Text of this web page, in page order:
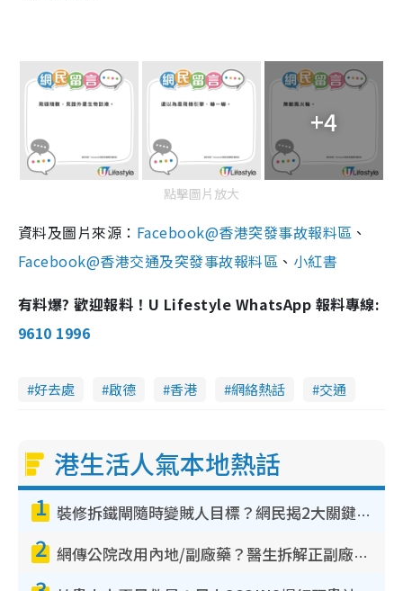
+4
點擊圖片放大
資料及圖片來源： Facebook@香港突發事故報料區 、
Facebook@香港交通及突發事故報料區 、 小紅書
有料爆? 歡迎報料！U Lifestyle WhatsApp 報料專線:
9610 1996
好去處 啟德 香港 網絡熱話 交通
港生活人氣本地熱話
1 裝修拆鐵閘隨時變賊人目標？網民揭2大關鍵用途：裝新式等於白裝？附新舊鐵閘分別
2 網傳公院改用內地/副廠藥？醫生拆解正副廠分別 揭4類人換藥隨時出事